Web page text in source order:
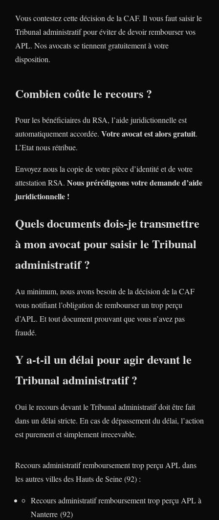
Vous contestez cette décision de la CAF. Il vous faut saisir le
Tribunal administratif pour éviter de devoir rembourser vos
APL. Nos avocats se tiennent gratuitement à votre
disposition.
Combien coûte le recours ?
Pour les bénéficiaires du RSA, l’aide juridictionnelle est
automatiquement accordée. Votre avocat est alors gratuit.
L’Etat nous rétribue.
Envoyez nous la copie de votre pièce d’identité et de votre
attestation RSA. Nous prérédigeons votre demande d’aide
juridictionnelle !
Quels documents dois-je transmettre
à mon avocat pour saisir le Tribunal
administratif ?
Au minimum, nous avons besoin de la décision de la CAF
vous notifiant l’obligation de rembourser un trop perçu
d’APL. Et tout document prouvant que vous n’avez pas
fraudé.
Y a-t-il un délai pour agir devant le
Tribunal administratif ?
Oui le recours devant le Tribunal administratif doit être fait
dans un délai stricte. En cas de dépassement du délai, l’action
est purement et simplement irrecevable.
Recours administratif remboursement trop perçu APL dans
les autres villes des Hauts de Seine (92) :
Recours administratif remboursement trop perçu APL à
Nanterre (92)